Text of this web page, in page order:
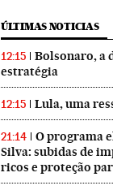
ÚLTIMAS NOTICIAS
12:15
Bolsonaro, a
estratégia
12:15 Lula, uma
21:14
O programa
Silva: subidas de
ricos e proteção